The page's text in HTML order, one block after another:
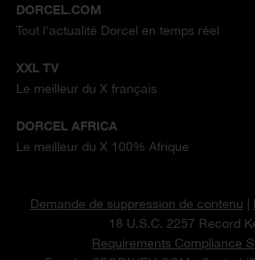
DORCEL.COM
Tout l'actualité Dorcel en temps réel
XXL TV
Le meilleur du X français
DORCEL AFRICA
Le meilleur du X 100% Afrique
Demande de suppression de contenu
18 U.S.C. 2257 Record
Requirements Compliance